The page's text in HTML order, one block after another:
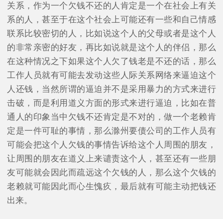
关系，作为一个欠钱不还的人肯定是一个在社会上有关
系的人，甚至于在这个社会上可能还有一些和自己情感
联系比较密切的人，比如说这个人的父母或者是这个人
的非常亲密的好友，再比如说就是这个人的伴侣，那么
在这种情况之下如果这个人欠了钱老是不还的话，那么
工作人员就有可能去发动这些人际关系网络来逼迫这个
人还钱，当然所谓的逼迫并不是采用暴力的方式来进行
击破，而是利用道义方面的形式来进行逼迫，比如在普
通人的印象当中欠钱不还肯定是不对的，做一个老赖肯
定是一件可耻的事情，那么滁州要债公司的工作人员有
可能会把这个人欠钱的事情告诉给这个人周围的朋友，
让周围的朋友在道义上来谴责这个人，甚至还有一些朋
友可能就会因此而疏远这个欠钱的人，那么这个欠钱的
老赖就可能因此而心生愧疚，最后就有可能主动把钱还
出来。